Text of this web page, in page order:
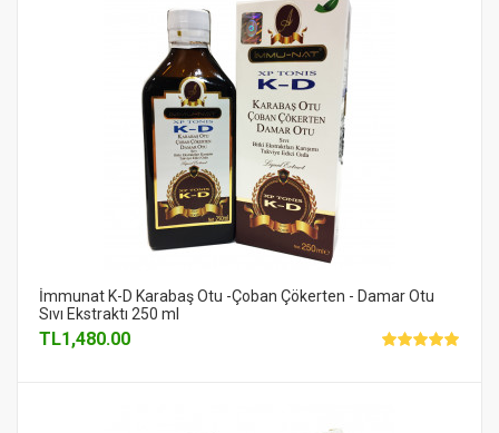
İmmunat K-D Karabaş Otu -Çoban Çökerten - Damar Otu
Sıvı Ekstraktı 250 ml
TL1,480.00